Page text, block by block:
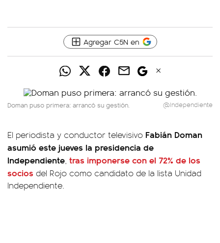
Agregar C5N en
Doman puso primera: arrancó su gestión. @Independiente
El periodista y conductor televisivo Fabián Doman
asumió este jueves la presidencia de
Independiente, tras imponerse con el 72% de los
socios del Rojo como candidato de la lista Unidad
Independiente.